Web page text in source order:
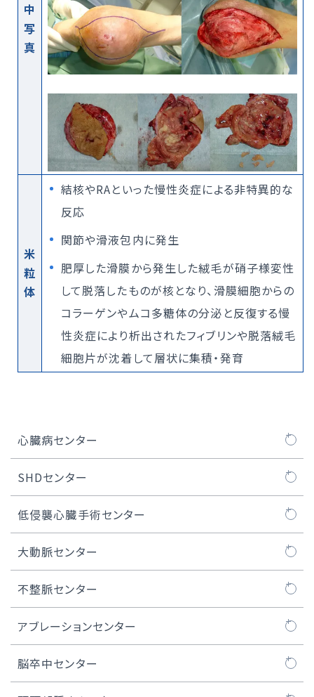
中
写
真
米
粒
体
結核やRAといった慢性炎症による非特異的な
反応
関節や滑液包内に発生
肥厚した滑膜から発生した絨毛が硝子様変性
して脱落したものが核となり、滑膜細胞からの
コラーゲンやムコ多糖体の分泌と反復する慢
性炎症により析出されたフィブリンや脱落絨毛
細胞片が沈着して層状に集積・発育
心臓病センター
心臓病センターについて
医師紹介
大動脈弁治療TAVI
SHDセンター
SHDセンターについて
SHDセンタートピックス
TAVI治療
マイトラクリップ/PASCAL治療
WATCHMAN™治療
低侵襲心臓手術センター
MICS（低侵襲心臓手術）とは
ロボット心臓手術
MICS弁膜症手術
MICS冠状動脈バイパス術
大動脈センター
大動脈センターについて
人工血管置換術
ステントグラフト治療
不整脈センター
不整脈センターについて
不整脈とは
アブレーションセンター
カテーテルアブレーション
脳卒中センター